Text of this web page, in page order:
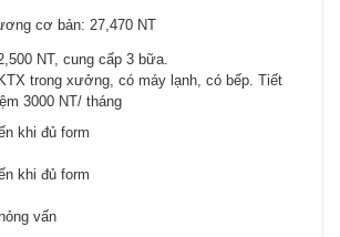
cơ bản: 27,470 NT
NT, cung cấp 3 bữa.
trong xưởng, có máy lạnh, có bếp. Tiết
3000 NT/ tháng
khi đủ form
khi đủ form
vấn